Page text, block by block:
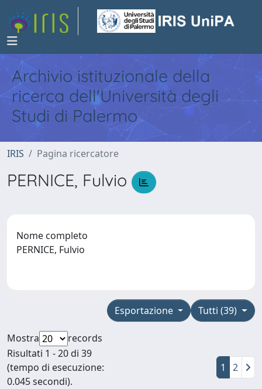
Archivio istituzionale della
ricerca dell'Università degli
Studi di Palermo
IRIS Pagina ricercatore
PERNICE, Fulvio
Nome completo
PERNICE, Fulvio
Tutti (39)
Esportazione
Mostra
records
Risultati 1 - 20 di 39
(tempo di esecuzione:
0.045 secondi).
1 2